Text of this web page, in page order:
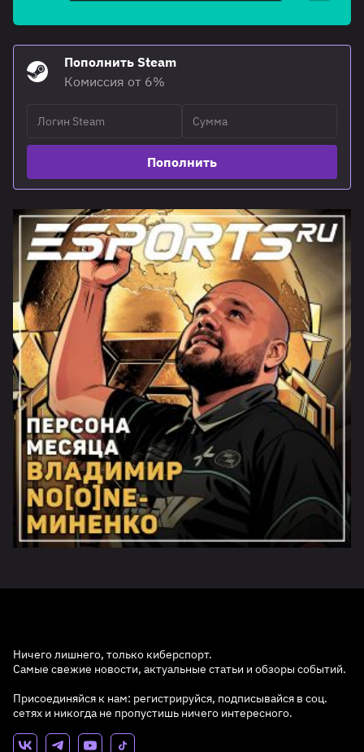
Пополнить Steam
Комиссия от 6%
Пополнить
Ничего лишнего, только киберспорт.
Самые свежие новости, актуальные статьи и обзоры событий.
Присоединяйся к нам: регистрируйся, подписывайся в соц.
сетях и никогда не пропустишь ничего интересного.